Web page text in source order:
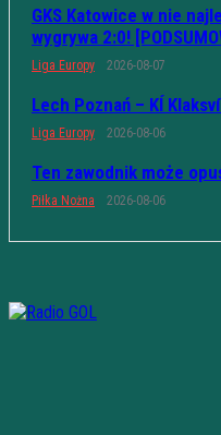
GKS Katowice w nie
wygrywa 2:0!
Liga Europy 2026-08-07
Lech Poznań – KÍ
Liga Europy 2026-08-06
Ten zawodnik może
Piłka Nożna 2026-08-06